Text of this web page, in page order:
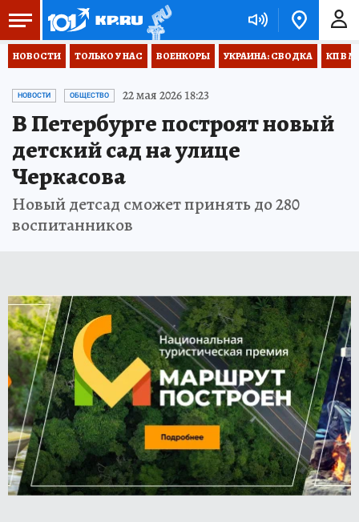
НОВОСТИ ТОЛЬКО У НАС ВОЕНКОРЫ УКРАИНА: СВОДКА КП В
НОВОСТИ ОБЩЕСТВО 22 мая 2026 18:23
В Петербурге построят новый
детский сад на улице
Черкасова
Новый детсад сможет принять до 280
воспитанников